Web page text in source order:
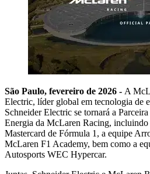
São Paulo, fevereiro de 2026 - A
Electric, líder global em tecnologia de
Schneider Electric se tornará a
Energia da McLaren Racing,
Mastercard de Fórmula 1, a equipe
McLaren F1 Academy, bem como a
Autosports WEC Hypercar.